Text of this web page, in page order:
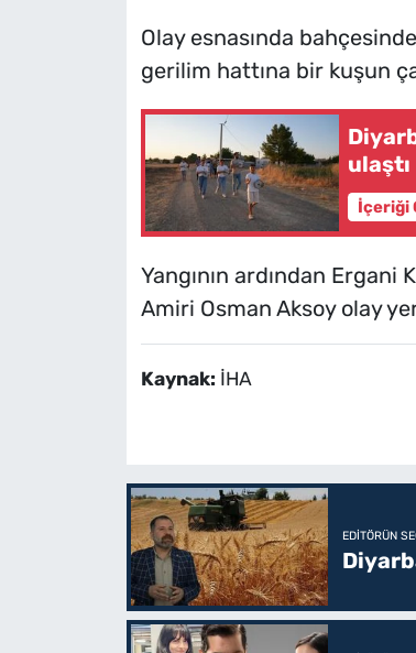
Olay esnasında
gerilim hattına bir kuşun
ulaştı
İçeriği
Yangının ardından Ergani
Amiri Osman Aksoy olay
Kaynak: İHA
EDITÖRÜN